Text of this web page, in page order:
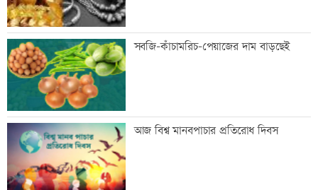
প্রথম শ্রেণিতে ভর্তি লটারিতে
মেঘনার ভাঙনরোধে জিও ব্যাগ প্রকল্পে
অনিয়ম, এলাকাবাসীর মানববন্ধন
সবজি-কাঁচামরিচ-পেয়াজের দাম বাড়ছেই
আজ বিশ্ব মানবপাচার প্রতিরোধ দিবস